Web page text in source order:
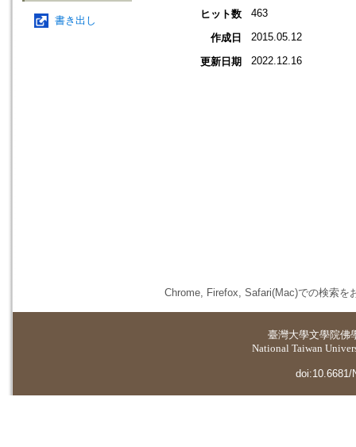
書き出し
ヒット数
463
作成日 2015.05.12
更新日期 2022.12.16
Chrome, Firefox, Safari(Mac)での検索を
臺灣大學文學院佛
National Taiwan
doi:10.6681/